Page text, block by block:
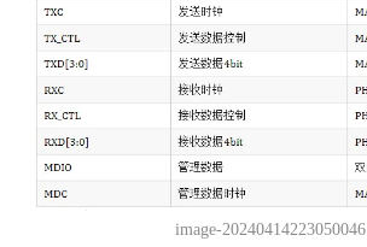
image-20240414223050046